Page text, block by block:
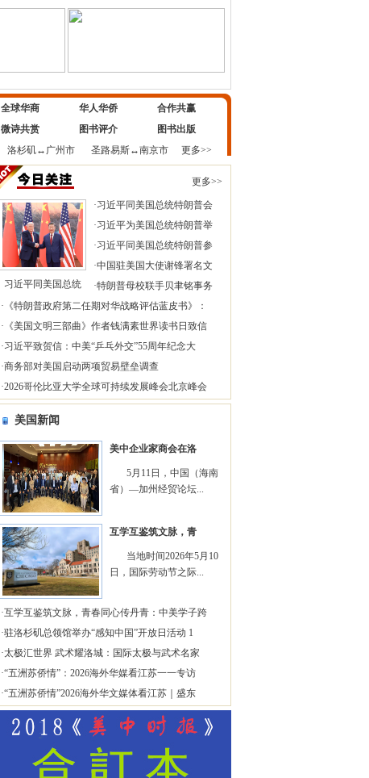
全球华商 华人华侨
合作共赢
微诗共赏 图书评介
图书出版
洛杉矶↔ 广州市 圣路易斯↔南京市 更多>>
更多>>
习近平同美国总统
·习近平同美国总统特朗普会
·习近平为美国总统特朗普举
·习近平同美国总统特朗普参
·中国驻美国大使谢锋署名文
·特朗普母校联手贝聿铭事务
· 《特朗普政府第二任期对华战略评估蓝皮书》：
· 《美国文明三部曲》作者钱满素世界读书日致信
·习近平致贺信：中美“乒乓外交”55周年纪念大
·商务部对美国启动两项贸易壁垒调查
·2026哥伦比亚大学全球可持续发展峰会北京峰会
美国新闻
美中企业家商会在洛
5月11日，中国（海南
省）—加州经贸论坛...
互学互鉴筑文脉，青
当地时间2026年5月10
日，国际劳动节之际...
·互学互鉴筑文脉，青春同心传丹青：中美学子跨
·驻洛杉矶总领馆举办“感知中国”开放日活动 1
·太极汇世界 武术耀洛城：国际太极与武术名家
·“五洲苏侨情”：2026海外华媒看江苏一一专访
·“五洲苏侨情”2026海外华文媒体看江苏｜盛东